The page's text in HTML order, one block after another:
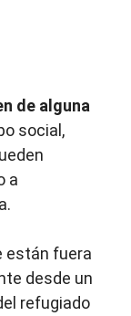
de alguna
social,
a
están fuera
desde un
refugiado